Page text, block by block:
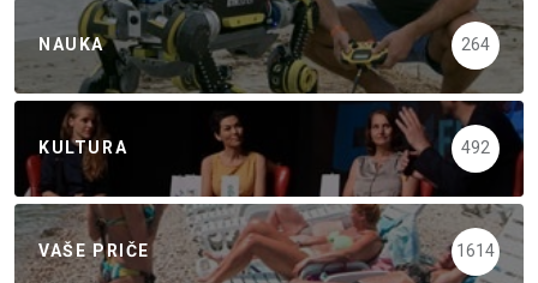
NAUKA 264
KULTURA 492
VAŠE PRIČE 1614